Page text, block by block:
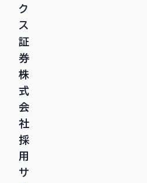
ク
ス
証
券
株
式
会
社
採
用
サ